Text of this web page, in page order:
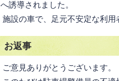
へ誘導されました。
施設の車で、足元不安定な利
お返事
ご意見ありがとうございます。